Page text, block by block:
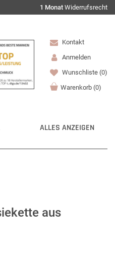
1 Monat Widerrufsrecht
Kontakt
Anmelden
Wunschliste (0)
Warenkorb (0)
ALLES ANZEIGEN
aus